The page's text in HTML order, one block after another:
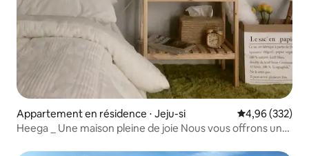
Appartement en résidence ⋅ Jeju-si Évaluation
4,96 (332)
Heega _ Une maison pleine de joie Nous vous offrons un